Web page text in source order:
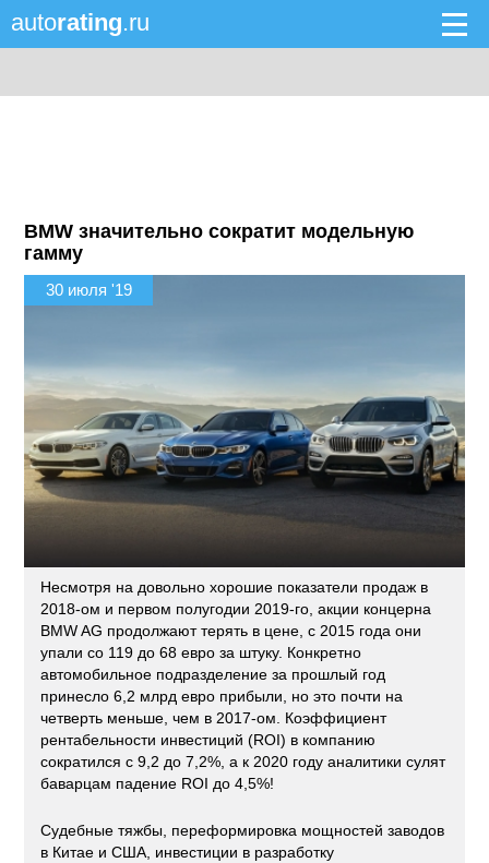
autorating.ru
BMW значительно сократит модельную
гамму
30 июля '19
Несмотря на довольно хорошие показатели продаж в
2018-ом и первом полугодии 2019-го, акции концерна
BMW AG продолжают терять в цене, с 2015 года они
упали со 119 до 68 евро за штуку. Конкретно
автомобильное подразделение за прошлый год
принесло 6,2 млрд евро прибыли, но это почти на
четверть меньше, чем в 2017-ом. Коэффициент
рентабельности инвестиций (ROI) в компанию
сократился с 9,2 до 7,2%, а к 2020 году аналитики сулят
баварцам падение ROI до 4,5%!
Судебные тяжбы, переформировка мощностей заводов
в Китае и США, инвестиции в разработку